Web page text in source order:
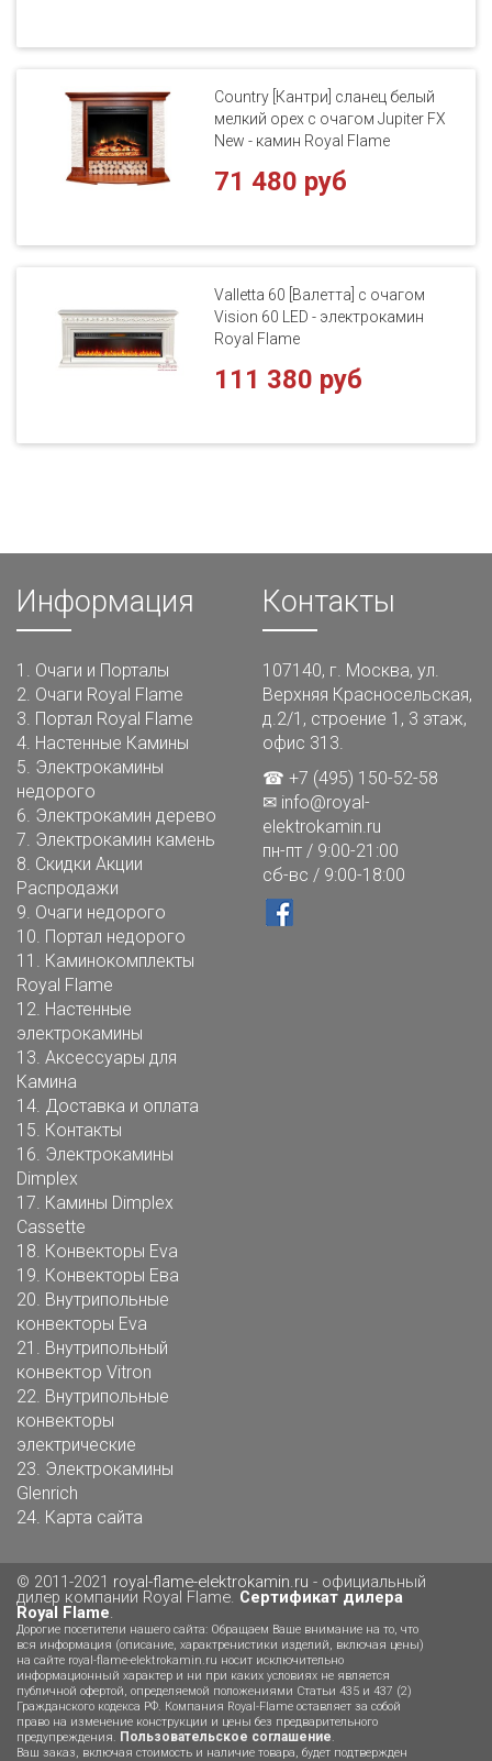
Country [Кантри] сланец белый
мелкий орех с очагом Jupiter FX
New - камин Royal Flame
71 480 руб
Valletta 60 [Валетта] с очагом
Vision 60 LED - электрокамин
Royal Flame
111 380 руб
Информация
1. Очаги и Порталы
2. Очаги Royal Flame
3. Портал Royal Flame
4. Настенные Камины
5. Электрокамины
недорого
6. Электрокамин дерево
7. Электрокамин камень
8. Скидки Акции
Распродажи
9. Очаги недорого
10. Портал недорого
11. Каминокомплекты
Royal Flame
12. Настенные
электрокамины
13. Аксессуары для
Камина
14. Доставка и оплата
15. Контакты
16. Электрокамины
Dimplex
17. Камины Dimplex
Cassette
18. Конвекторы Eva
19. Конвекторы Ева
20. Внутрипольные
конвекторы Eva
21. Внутрипольный
конвектор Vitron
22. Внутрипольные
конвекторы
электрические
23. Электрокамины
Glenrich
24. Карта сайта
Контакты
107140, г. Москва, ул.
Верхняя Красносельская,
д.2/1, строение 1, 3 этаж,
офис 313.
☎ +7 (495) 150-52-58
✉ info@royal-
elektrokamin.ru
пн-пт / 9:00-21:00
сб-вс / 9:00-18:00
© 2011-2021 royal-flame-elektrokamin.ru - официальный
дилер компании Royal Flame. Сертификат дилера
Royal Flame.
Дорогие посетители нашего сайта: Обращаем Ваше внимание на то, что
вся информация (описание, характренистики изделий, включая цены)
на сайте royal-flame-elektrokamin.ru носит исключительно
информационный характер и ни при каких условиях не является
публичной офертой, определяемой положениями Статьи 435 и 437 (2)
Гражданского кодекса РФ. Компания Royal-Flame оставляет за собой
право на изменение конструкции и цены без предварительного
предупреждения. Пользовательское соглашение.
Ваш заказ, включая стоимость и наличие товара, будет подтвержден